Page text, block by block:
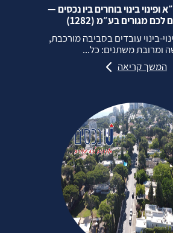
ופינוי בינוי בוחרים ביו נכסים —
מגורים בע״מ (1282)
עובדים בסביבה מורכבת,
ומרובת משתנים: כל...
המשך קריאה